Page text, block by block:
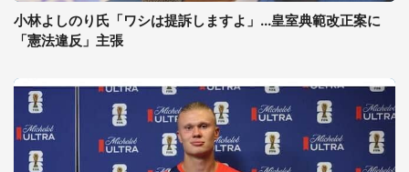
小林よしのり氏「ワシは提訴しますよ」...皇室典範改正案に
「憲法違反」主張